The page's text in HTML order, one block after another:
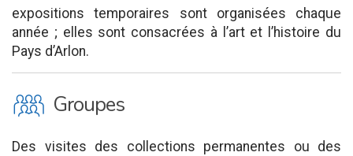
expositions temporaires sont organisées chaque
année ; elles sont consacrées à l’art et l’histoire du
Pays d’Arlon.
O Groupes
Des visites des collections permanentes ou des